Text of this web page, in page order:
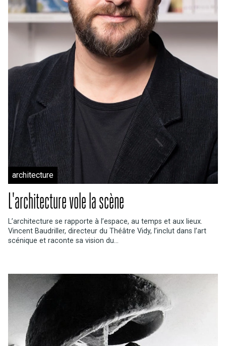
architecture
L'architecture vole la scène
L’architecture se rapporte à l’espace, au temps et aux lieux.
Vincent Baudriller, directeur du Théâtre Vidy, l’inclut dans l’art
scénique et raconte sa vision du...